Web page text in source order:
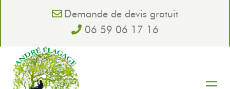
Demande de devis gratuit
06 59 06 17 16